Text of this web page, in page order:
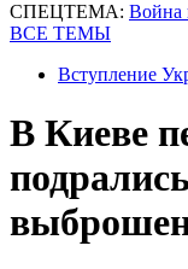
СПЕЦТЕМА: Война
ВСЕ ТЕМЫ
Вступление
В Киеве